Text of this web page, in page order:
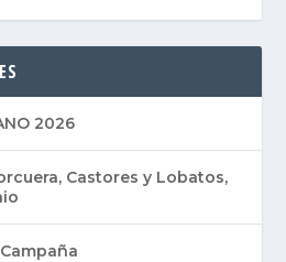
2026
Castores y Lobatos,